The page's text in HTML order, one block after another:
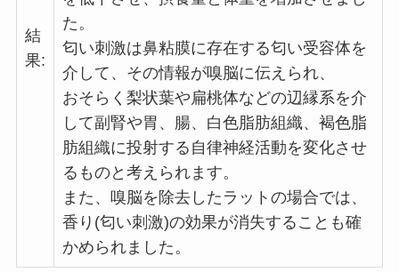
結
果:
た。
匂い刺激は鼻粘膜に存在する匂い受容体を
介して、その情報が嗅脳に伝えられ、
おそらく梨状葉や扁桃体などの辺縁系を介
して副腎や胃、腸、白色脂肪組織、褐色脂
肪組織に投射する自律神経活動を変化させ
るものと考えられます。
また、嗅脳を除去したラットの場合では、
香り(匂い刺激)の効果が消失することも確
かめられました。